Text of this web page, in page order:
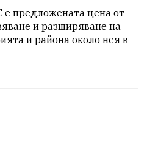
е предложената цена от
и разширяване на
и района около нея в